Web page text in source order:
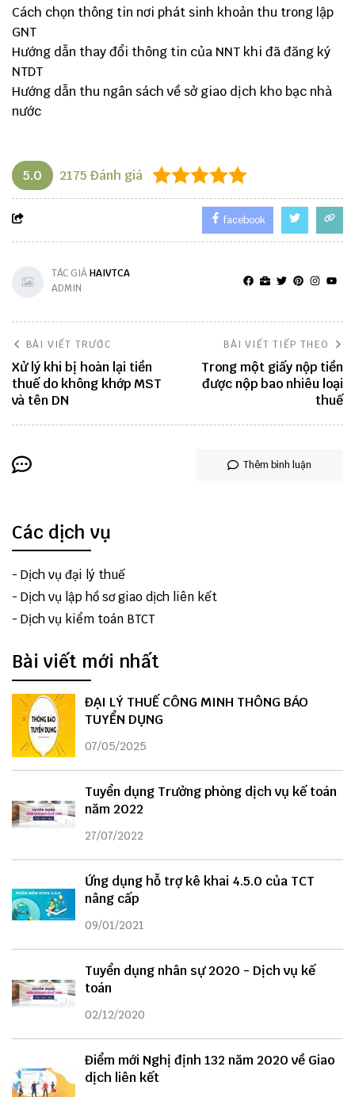
Cách chọn thông tin nơi phát sinh khoản thu trong lập
GNT
Hướng dẫn thay đổi thông tin của NNT khi đã đăng ký
NTDT
Hướng dẫn thu ngân sách về sở giao dịch kho bạc nhà
nước
5.0 2175 Đánh giá
facebook
TÁC GIẢHAIVTCA
ADMIN
BÀI VIẾT TRƯỚC
Xử lý khi bị hoàn lại tiền
thuế do không khớp MST
và tên DN
BÀI VIẾT TIẾP THEO
Trong một giấy nộp tiền
được nộp bao nhiêu loại
thuế
Thêm bình luận
Các dịch vụ
- Dịch vụ đại lý thuế
- Dịch vụ lập hồ sơ giao dịch liên kết
- Dịch vụ kiểm toán BTCT
Bài viết mới nhất
ĐẠI LÝ THUẾ CÔNG MINH THÔNG BÁO
TUYỂN DỤNG
07/05/2025
Tuyển dụng Trưởng phòng dịch vụ kế toán
năm 2022
27/07/2022
Ứng dụng hỗ trợ kê khai 4.5.0 của TCT
nâng cấp
09/01/2021
Tuyển dụng nhân sự 2020 - Dịch vụ kế
toán
02/12/2020
Điểm mới Nghị định 132 năm 2020 về Giao
dịch liên kết